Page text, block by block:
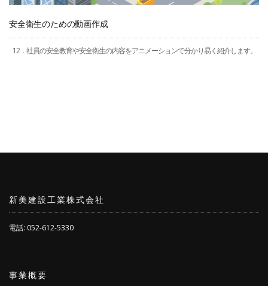
安全衛生のための動画作成
12．社員の安全教育や安全衛生の内容をアニメーションで分かり易く紹介します。
新美建設工業株式会社
電話: 052-612-5330
事業概要